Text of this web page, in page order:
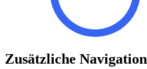
Zusätzliche Navigation